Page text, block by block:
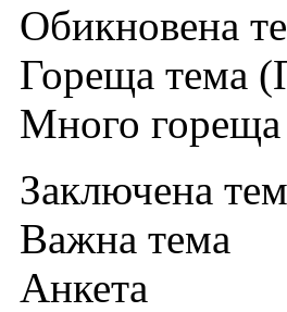
Обикновена
Гореща тема
Много гореща
Заключена
Важна тема
Анкета